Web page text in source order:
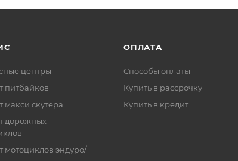
центры
питбайков
макси скутера
дорожных
мотоциклов эндуро/
ОПЛАТА
Способы оплаты
Купить в рассрочку
Купить в кредит